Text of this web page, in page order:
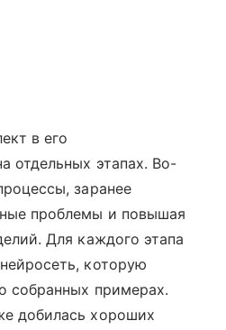
в его
отдельных этапах. Во-
заранее
проблемы и повышая
Для каждого этапа
которую
собранных примерах.
добилась хороших